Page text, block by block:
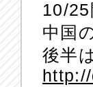
10/
中国
後半